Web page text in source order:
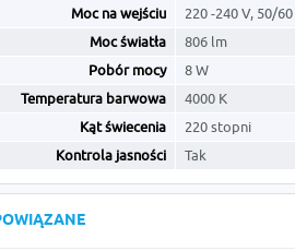
Moc na wejściu
220 -240 V, 50/
Moc światła
806 lm
Pobór mocy
8 W
Temperatura barwowa
4000 K
Kąt świecenia
220 stopni
Kontrola jasności
Tak